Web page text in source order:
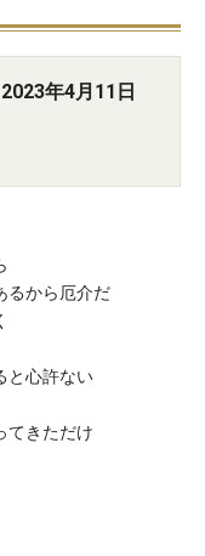
年4月11日
るから厄介だ
と心許ない
きただけ